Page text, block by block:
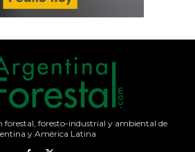
forestal, foresto-industrial y ambiental de
y América Latina